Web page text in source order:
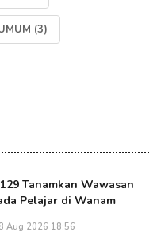
(3)
Tanamkan Wawasan
Pelajar di Wanam
Aug 2026 18:56